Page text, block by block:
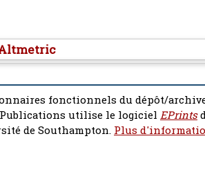
fonctionnels du dépôt/
utilise le logiciel EPrints
de Southampton. Plus